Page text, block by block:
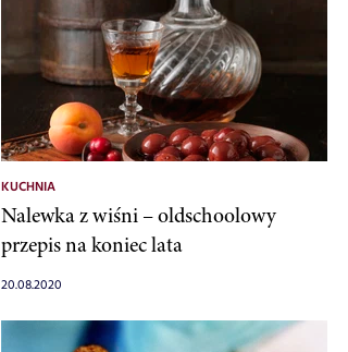
KUCHNIA
Nalewka z wiśni – oldschoolowy
przepis na koniec lata
20.08.2020